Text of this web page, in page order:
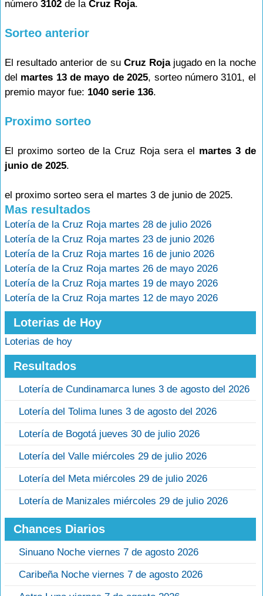
número 3102 de la Cruz Roja.
Sorteo anterior
El resultado anterior de su Cruz Rojajugado en la noche
del martes 13 de mayo de 2025, sorteo número 3101, el
premio mayor fue: 1040 serie 136.
Proximo sorteo
El proximo sorteo de la Cruz Roja sera el martes 3 de
junio de 2025.
el proximo sorteo sera el martes 3 de junio de 2025.
Mas resultados
Lotería de la Cruz Roja martes 28 de julio 2026
Lotería de la Cruz Roja martes 23 de junio 2026
Lotería de la Cruz Roja martes 16 de junio 2026
Lotería de la Cruz Roja martes 26 de mayo 2026
Lotería de la Cruz Roja martes 19 de mayo 2026
Lotería de la Cruz Roja martes 12 de mayo 2026
Loterias de Hoy
Loterias de hoy
Resultados
Lotería de Cundinamarca lunes 3 de agosto del 2026
Lotería del Tolima lunes 3 de agosto del 2026
Lotería de Bogotá jueves 30 de julio 2026
Lotería del Valle miércoles 29 de julio 2026
Lotería del Meta miércoles 29 de julio 2026
Lotería de Manizales miércoles 29 de julio 2026
Chances Diarios
Sinuano Noche viernes 7 de agosto 2026
Caribeña Noche viernes 7 de agosto 2026